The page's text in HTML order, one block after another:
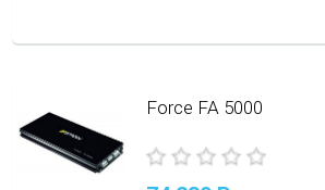
Force FA 5000